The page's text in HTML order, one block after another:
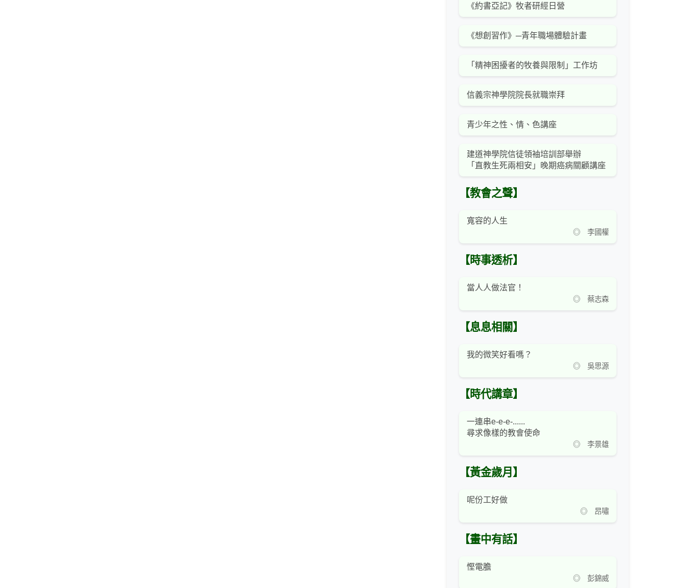
《約書亞記》牧者研經日營
《想創習作》─青年職場體驗計畫
「精神困擾者的牧養與限制」工作坊
信義宗神學院院長就職崇拜
青少年之性、情、色講座
建道神學院信徒領袖培訓部舉辦
「直教生死兩相安」晚期癌病關顧講座
【教會之聲】
寬容的人生
◎ 李國權
【時事透析】
當人人做法官！
◎ 蔡志森
【息息相關】
我的微笑好看嗎？
◎ 吳思源
【時代講章】
一連串e-e-e-......
尋求像樣的教會使命
◎ 李景雄
【黃金歲月】
呢份工好做
◎ 昂嘯
【畫中有話】
慳電膽
◎ 彭錦威